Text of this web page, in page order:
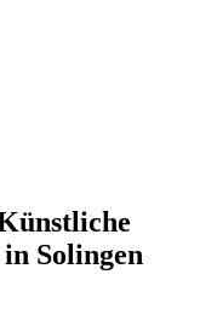
Solingen